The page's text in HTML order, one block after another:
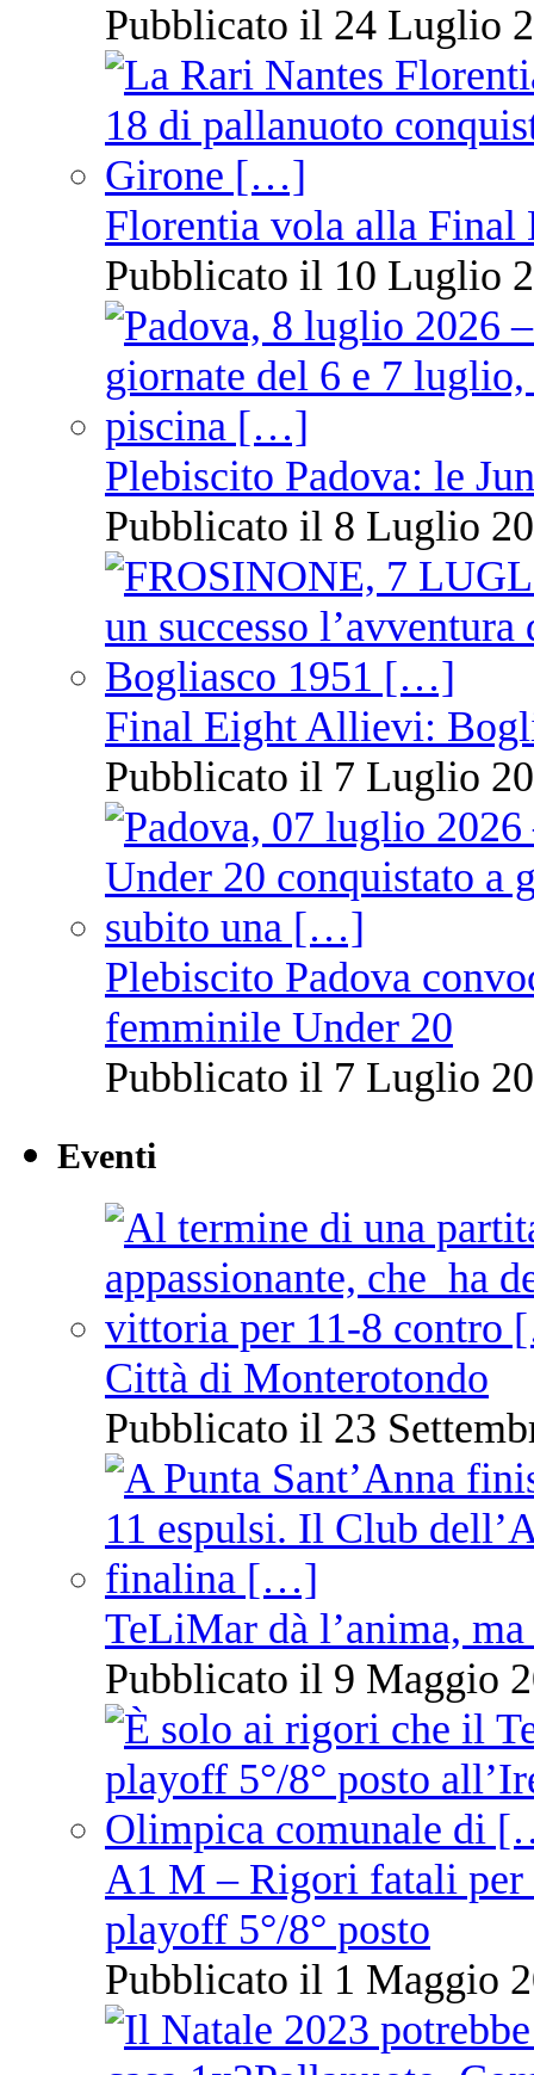
Pubblicato il 24 Luglio
Florentia vola alla Final
Pubblicato il 10 Luglio
Plebiscito Padova: le
Pubblicato il 8 Luglio
Final Eight Allievi:
Pubblicato il 7 Luglio
Plebiscito Padova
femminile Under 20
Pubblicato il 7 Luglio
Eventi
Città di Monterotondo
Pubblicato il 23
TeLiMar dà l’anima,
Pubblicato il 9 Maggio
A1 M – Rigori fatali
playoff 5°/8° posto
Pubblicato il 1 Maggio